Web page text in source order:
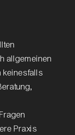
allgemeinen
keinesfalls
Praxis